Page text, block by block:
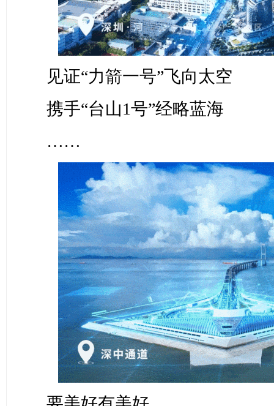
见证“力箭一号”飞向太空
携手“台山1号”经略蓝海
……